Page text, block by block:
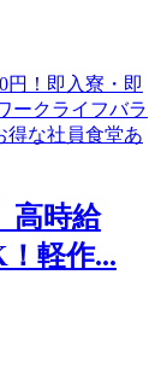
高時給
軽作...